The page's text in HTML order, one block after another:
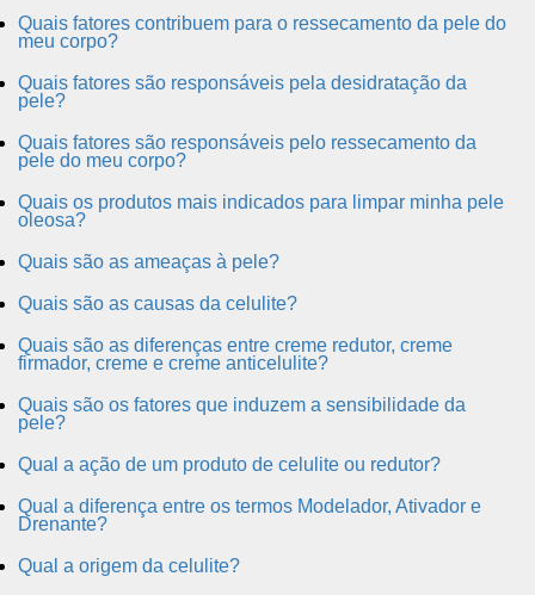
Quais fatores contribuem para o ressecamento da pele do
meu corpo?
Quais fatores são responsáveis pela desidratação da
pele?
Quais fatores são responsáveis pelo ressecamento da
pele do meu corpo?
Quais os produtos mais indicados para limpar minha pele
oleosa?
Quais são as ameaças à pele?
Quais são as causas da celulite?
Quais são as diferenças entre creme redutor, creme
firmador, creme e creme anticelulite?
Quais são os fatores que induzem a sensibilidade da
pele?
Qual a ação de um produto de celulite ou redutor?
Qual a diferença entre os termos Modelador, Ativador e
Drenante?
Qual a origem da celulite?